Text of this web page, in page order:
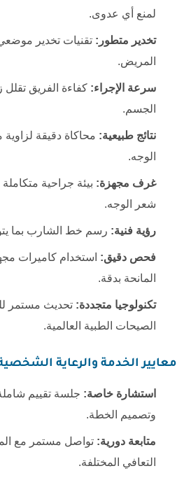
لمنع أي عدوى.
تخدير متطور: تقنيات تخدير
المريض.
سرعة الإجراء: كفاءة الفريق
الجسم.
نتائج طبيعية: محاكاة دقيقة
الوجه.
غرف مجهزة: بيئة جراحية
شعر الوجه.
رؤية فنية: رسم خط الشارب بما
فحص دقيق: استخدام كاميرات
المانحة بدقة.
تكنولوجيا متجددة: تحديث مستمر
الصيحات الطبية العالمية.
معايير الخدمة والرعاية
استشارة خاصة: جلسة تقييم
وتصميم الخطة.
متابعة دورية: تواصل مستمر مع
التعافي المختلفة.